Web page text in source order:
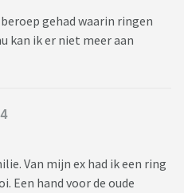
gehad waarin ringen
kan ik er niet meer aan
Van mijn ex had ik een ring
Een hand voor de oude